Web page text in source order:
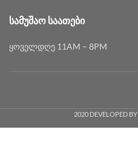
ᲡᲐᲛᲣᲨᲐᲝ ᲡᲐᲐᲗᲔᲑᲘ
ყოველდღე 11AM – 8PM
2020 DEVELOPED BY